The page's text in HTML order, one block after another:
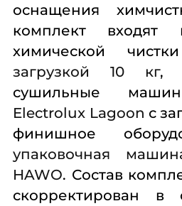
оснащения
комплект входят
химической
загрузкой 10 кг,
сушильные
Electrolux Lagoon с
финишное
упаковочная
HAWO. Состав
скорректирован в